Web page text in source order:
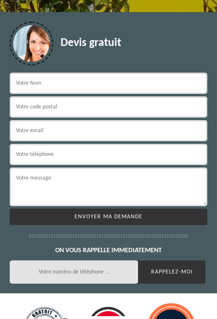
Devis gratuit
ON VOUS RAPPELLE IMMEDIATEMENT